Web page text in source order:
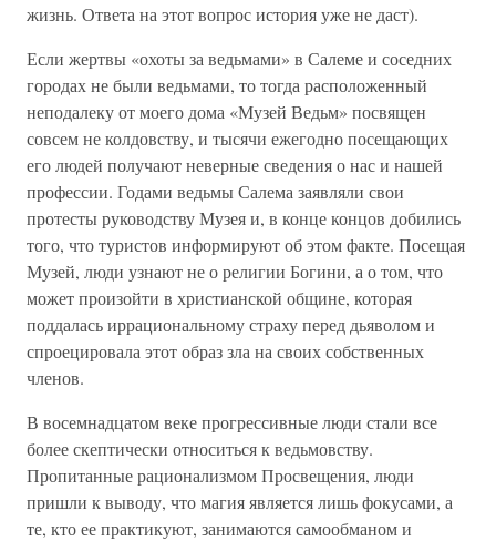
жизнь. Ответа на этот вопрос история уже не даст).
Если жертвы «охоты за ведьмами» в Салеме и соседних
городах не были ведьмами, то тогда расположенный
неподалеку от моего дома «Музей Ведьм» посвящен
совсем не колдовству, и тысячи ежегодно посещающих
его людей получают неверные сведения о нас и нашей
профессии. Годами ведьмы Салема заявляли свои
протесты руководству Музея и, в конце концов добились
того, что туристов информируют об этом факте. Посещая
Музей, люди узнают не о религии Богини, а о том, что
может произойти в христианской общине, которая
поддалась иррациональному страху перед дьяволом и
спроецировала этот образ зла на своих собственных
членов.
В восемнадцатом веке прогрессивные люди стали все
более скептически относиться к ведьмовству.
Пропитанные рационализмом Просвещения, люди
пришли к выводу, что магия является лишь фокусами, а
те, кто ее практикуют, занимаются самообманом и